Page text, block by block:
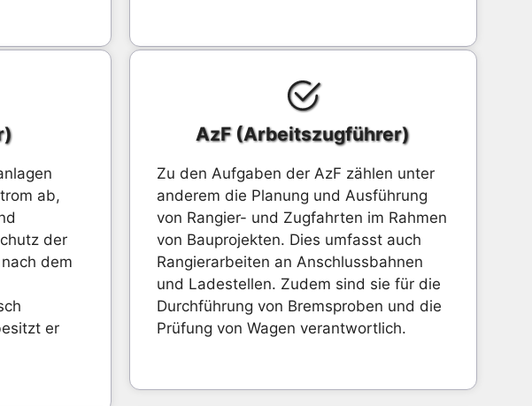
ab,
der
dem
er
AzF (Arbeitszugführer)
Zu den Aufgaben der AzF zählen unter
anderem die Planung und Ausführung
von Rangier- und Zugfahrten im Rahmen
von Bauprojekten. Dies umfasst auch
Rangierarbeiten an Anschlussbahnen
und Ladestellen. Zudem sind sie für die
Durchführung von Bremsproben und die
Prüfung von Wagen verantwortlich.